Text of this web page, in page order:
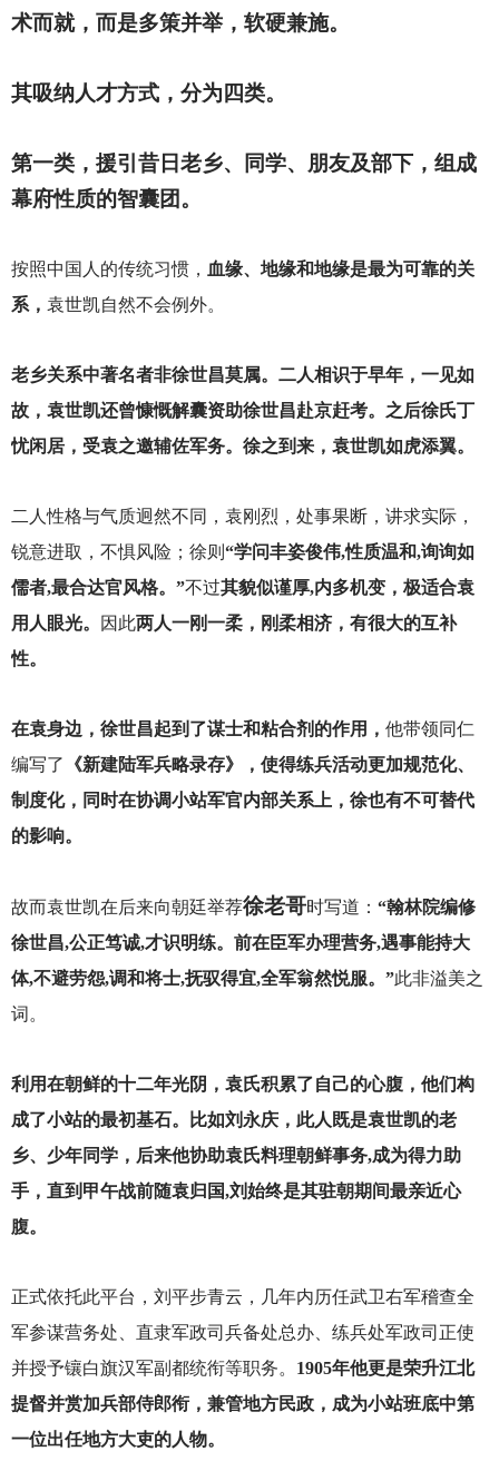
术而就，而是多策并举，软硬兼施。
其吸纳人才方式，分为四类。
第一类，援引昔日老乡、同学、朋友及部下，组成
幕府性质的智囊团。
按照中国人的传统习惯， 血缘、地缘和地缘是最为可靠的关
系， 袁世凯自然不会例外。
老乡关系中著名者非徐世昌莫属。二人相识于早年，一见如
故，袁世凯还曾慷慨解囊资助徐世昌赴京赶考。之后徐氏丁
忧闲居，受袁之邀辅佐军务。徐之到来，袁世凯如虎添翼。
二人性格与气质迥然不同，袁刚烈，处事果断，讲求实际，
锐意进取，不惧风险；徐则 “学问丰姿俊伟,性质温和,询询如
儒者,最合达官风格。”不过其貌似谨厚,内多机变，极适合袁
用人眼光。
因此两人一刚一柔，刚柔相济，有很大的互补
性。
在袁身边，徐世昌起到了谋士和粘合剂的作用， 他带领同仁
编写了 《新建陆军兵略录存》，使得练兵活动更加规范化、
制度化，同时在协调小站军官内部关系上，徐也有不可替代
的影响。
故而袁世凯在后来向朝廷举荐徐老哥时写道： “翰林院编修
徐世昌,公正笃诚,才识明练。前在臣军办理营务,遇事能持大
体,不避劳怨,调和将士,抚驭得宜,全军翁然悦服。”此非溢美之
词。
利用在朝鲜的十二年光阴，袁氏积累了自己的心腹，他们构
成了小站的最初基石。比如刘永庆，此人既是袁世凯的老
乡、少年同学，后来他协助袁氏料理朝鲜事务,成为得力助
手，直到甲午战前随袁归国,刘始终是其驻朝期间最亲近心
腹。
正式依托此平台，刘平步青云，几年内历任武卫右军稽查全
军参谋营务处、直隶军政司兵备处总办、练兵处军政司正使
并授予镶白旗汉军副都统衔等职务。 1905年他更是荣升江北
提督并赏加兵部侍郎衔，兼管地方民政，成为小站班底中第
一位出任地方大吏的人物。